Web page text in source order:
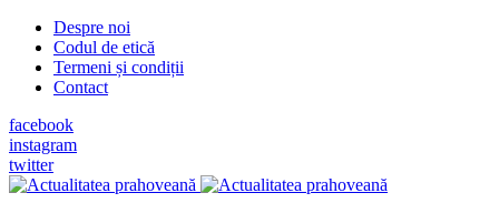
Despre noi
Codul de etică
Termeni și condiții
Contact
facebook
instagram
twitter